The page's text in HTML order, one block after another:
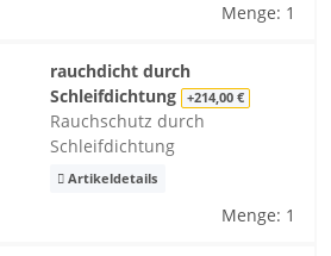
Menge: 1
rauchdicht durch
Schleifdichtung
+214,00 €
Rauchschutz durch
Schleifdichtung
Artikeldetails
Menge: 1